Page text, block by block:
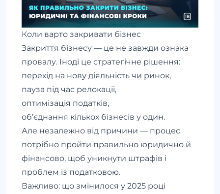
Коли варто закривати бізнес
Закриття бізнесу — це не завжди ознака
провалу. Іноді це стратегічне рішення:
перехід на нову діяльність чи ринок,
пауза під час релокації,
оптимізація податків,
об’єднання кількох бізнесів у один.
Але незалежно від причини — процес
потрібно пройти правильно юридично й
фінансово, щоб уникнути штрафів і
проблем із податковою.
Важливо: що змінилося у 2025 році